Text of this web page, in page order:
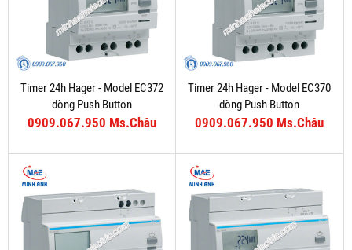
Timer 24h Hager - Model EC372
dòng Push Button
0909.067.950 Ms.Châu
Timer 24h Hager - Model EC370
dòng Push Button
0909.067.950 Ms.Châu